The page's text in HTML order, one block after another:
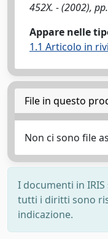
452X. - (2002),
Appare nelle
1.1 Articolo in
File in questo
Non ci sono file
I documenti in
tutti i diritti sono
indicazione.